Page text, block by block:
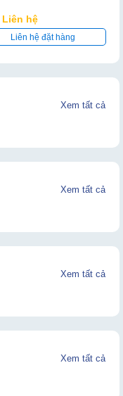
Liên hệ
Liên hệ đặt hàng
Xem tất cả
Xem tất cả
Xem tất cả
Xem tất cả